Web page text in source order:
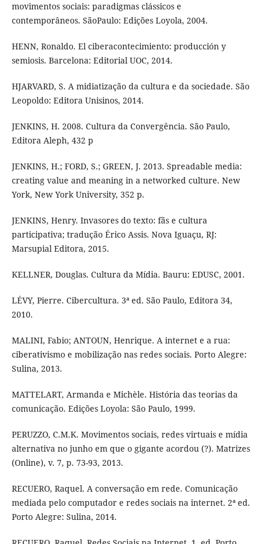
movimentos sociais: paradigmas clássicos e
contemporâneos. SãoPaulo: Edições Loyola, 2004.
HENN, Ronaldo. El ciberacontecimiento: producción y
semiosis. Barcelona: Editorial UOC, 2014.
HJARVARD, S. A midiatização da cultura e da sociedade. São
Leopoldo: Editora Unisinos, 2014.
JENKINS, H. 2008. Cultura da Convergência. São Paulo,
Editora Aleph, 432 p
JENKINS, H.; FORD, S.; GREEN, J. 2013. Spreadable media:
creating value and meaning in a networked culture. New
York, New York University, 352 p.
JENKINS, Henry. Invasores do texto: fãs e cultura
participativa; tradução Érico Assis. Nova Iguaçu, RJ:
Marsupial Editora, 2015.
KELLNER, Douglas. Cultura da Mídia. Bauru: EDUSC, 2001.
LÉVY, Pierre. Cibercultura. 3ª ed. São Paulo, Editora 34,
2010.
MALINI, Fabio; ANTOUN, Henrique. A internet e a rua:
ciberativismo e mobilização nas redes sociais. Porto Alegre:
Sulina, 2013.
MATTELART, Armanda e Michèle. História das teorias da
comunicação. Edições Loyola: São Paulo, 1999.
PERUZZO, C.M.K. Movimentos sociais, redes virtuais e mídia
alternativa no junho em que o gigante acordou (?). Matrizes
(Online), v. 7, p. 73-93, 2013.
RECUERO, Raquel. A conversação em rede. Comunicação
mediada pelo computador e redes sociais na internet. 2ª ed.
Porto Alegre: Sulina, 2014.